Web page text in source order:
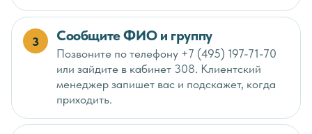
3 Сообщите ФИО и группу
Позвоните по телефону +7 (495) 197-71-70
или зайдите в кабинет 308. Клиентский
менеджер запишет вас и подскажет, когда
приходить.